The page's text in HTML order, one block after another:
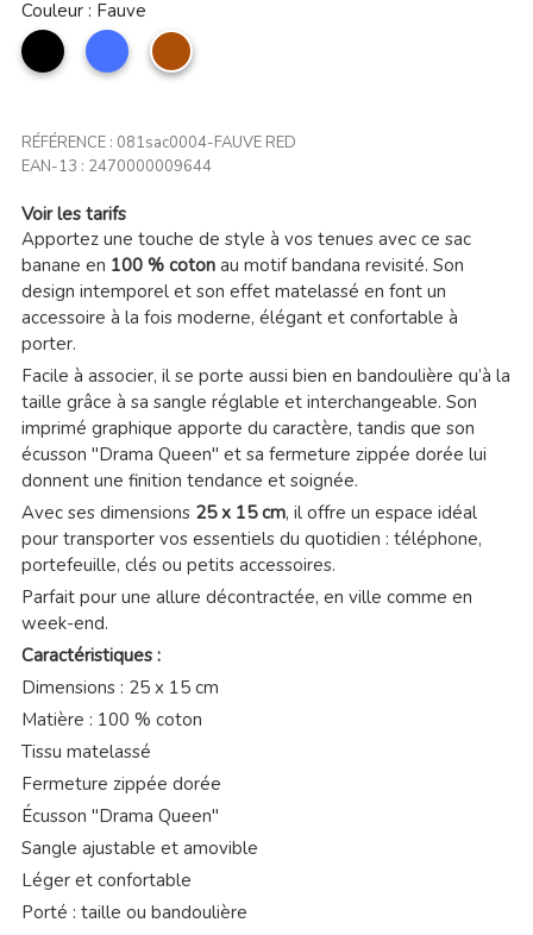
Couleur : Fauve
noir Bleu Fauve
RÉFÉRENCE : 081sac0004-FAUVE RED
EAN-13 : 2470000009644
Voir les tarifs
Apportez une touche de style à vos tenues avec ce sac
banane en 100 % cotonau motif bandana revisité. Son
design intemporel et son effet matelassé en font un
accessoire à la fois moderne, élégant et confortable à
porter.
Facile à associer, il se porte aussi bien en bandoulière qu’à la
taille grâce à sa sangle réglable et interchangeable. Son
imprimé graphique apporte du caractère, tandis que son
écusson "Drama Queen" et sa fermeture zippée dorée lui
donnent une finition tendance et soignée.
Avec ses dimensions 25 x 15 cm, il offre un espace idéal
pour transporter vos essentiels du quotidien : téléphone,
portefeuille, clés ou petits accessoires.
Parfait pour une allure décontractée, en ville comme en
week-end.
Caractéristiques :
Dimensions : 25 x 15 cm
Matière : 100 % coton
Tissu matelassé
Fermeture zippée dorée
Écusson "Drama Queen"
Sangle ajustable et amovible
Léger et confortable
Porté : taille ou bandoulière